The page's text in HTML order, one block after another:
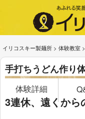
イリコスキー製麺所 > 体験教室 >
手打ちうどん作り
体験詳細
3連休、遠くから